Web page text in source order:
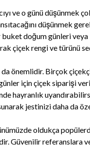
ve o günü düşünmek
düşünmek
doğum günleri veya
çiçek rengi ve türünü
da önemlidir. Birçok
için çiçek siparişi
hayranlık
jestinizi daha da
oldukça
Güvenilir referanslara